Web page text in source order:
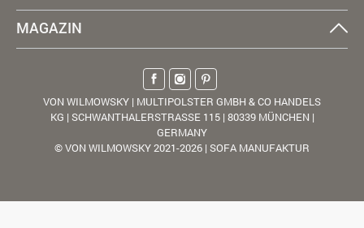
MAGAZIN
VON WILMOWSKY | MULTIPOLSTER GMBH & CO HANDELS
KG | SCHWANTHALERSTRASSE 115 | 80339 MÜNCHEN |
GERMANY
© VON WILMOWSKY 2021-2026 | SOFA MANUFAKTUR